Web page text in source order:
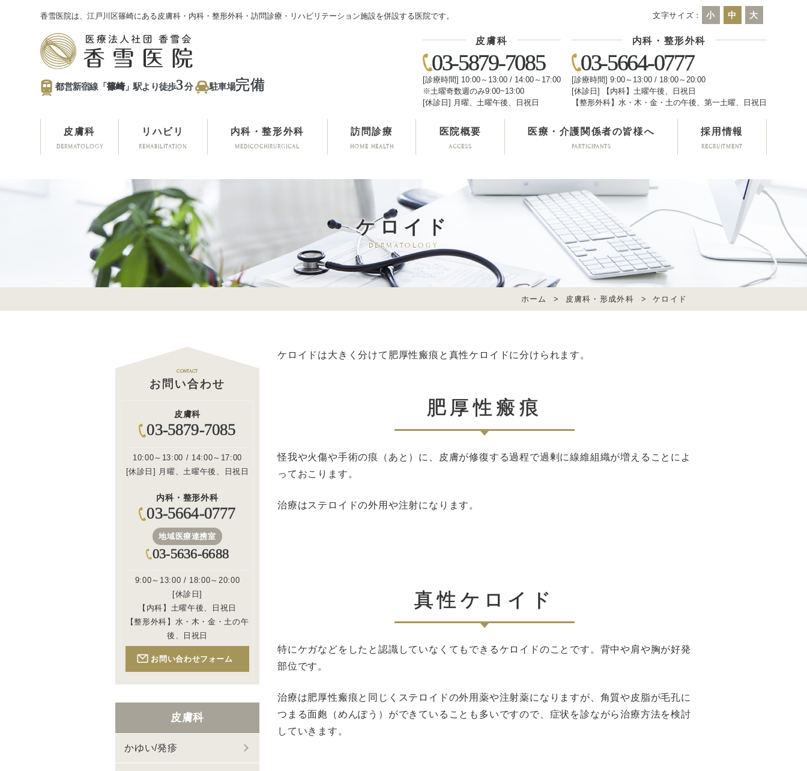
香雪医院は、江戸川区篠崎にある皮膚科・内科・整形外科・訪問診療・リハビリテーション施設を併設する医院です。 文字サイズ： 小 中 大
都営新宿線「篠崎」駅より徒歩3分 駐車場完備
皮膚科
03-5879-7085
[診療時間] 10:00～13:00 / 14:00～17:00
※土曜奇数週のみ9:00~13:00
[休診日] 月曜、土曜午後、日祝日
内科・整形外科
03-5664-0777
[診療時間] 9:00～13:00 / 18:00～20:00
[休診日] 【内科】土曜午後、日祝日
【整形外科】水・木・金・土の午後、第一土曜、日祝日
DERMATOLOGY
皮膚科
REHABILITATION
リハビリ
MEDICOCHIRURGICAL
内科・整形外科
HOME HEALTH
訪問診療
ACCESS
医院概要
PARTICIPANTS
医療・介護関係者の皆様へ
RECRUITMENT
採用情報
ケロイド
DERMATOLOGY
ホーム > 皮膚科・形成外科 > ケロイド
ケロイドは大きく分けて肥厚性瘢痕と真性ケロイドに分けられます。
肥厚性瘢痕
怪我や火傷や手術の痕（あと）に、皮膚が修復する過程で過剰に線維組織が増えることによ
っておこります。
治療はステロイドの外用や注射になります。
真性ケロイド
特にケガなどをしたと認識していなくてもできるケロイドのことです。背中や肩や胸が好発
部位です。
治療は肥厚性瘢痕と同じくステロイドの外用薬や注射薬になりますが、角質や皮脂が毛孔に
つまる面皰（めんぽう）ができていることも多いですので、症状を診ながら治療方法を検討
していきます。
CONTACT
お問い合わせ
皮膚科
03-5879-7085
10:00～13:00 / 14:00～17:00
[休診日] 月曜、土曜午後、日祝日
内科・整形外科
03-5664-0777
地域医療連携室
03-5636-6688
9:00～13:00 / 18:00～20:00
[休診日]
【内科】土曜午後、日祝日
【整形外科】水・木・金・土の午
後、日祝日
お問い合わせフォーム
皮膚科
かゆい/発疹